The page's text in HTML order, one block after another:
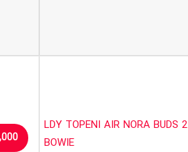
هدست بلوتوثی بیسوس مدل LDY TOPENI AIR NORA BUDS 2
BOWIE